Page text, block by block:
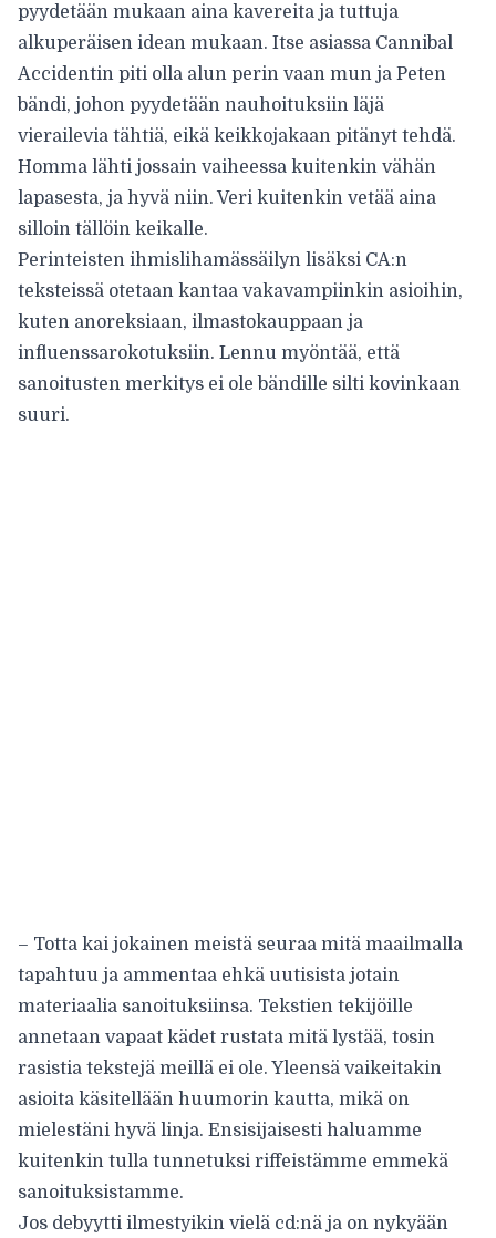
pyydetään mukaan aina kavereita ja tuttuja
alkuperäisen idean mukaan. Itse asiassa Cannibal
Accidentin piti olla alun perin vaan mun ja Peten
bändi, johon pyydetään nauhoituksiin läjä
vierailevia tähtiä, eikä keikkojakaan pitänyt tehdä.
Homma lähti jossain vaiheessa kuitenkin vähän
lapasesta, ja hyvä niin. Veri kuitenkin vetää aina
silloin tällöin keikalle.
Perinteisten ihmislihamässäilyn lisäksi CA:n
teksteissä otetaan kantaa vakavampiinkin asioihin,
kuten anoreksiaan, ilmastokauppaan ja
influenssarokotuksiin. Lennu myöntää, että
sanoitusten merkitys ei ole bändille silti kovinkaan
suuri.
– Totta kai jokainen meistä seuraa mitä maailmalla
tapahtuu ja ammentaa ehkä uutisista jotain
materiaalia sanoituksiinsa. Tekstien tekijöille
annetaan vapaat kädet rustata mitä lystää, tosin
rasistia tekstejä meillä ei ole. Yleensä vaikeitakin
asioita käsitellään huumorin kautta, mikä on
mielestäni hyvä linja. Ensisijaisesti haluamme
kuitenkin tulla tunnetuksi riffeistämme emmekä
sanoituksistamme.
Jos debyytti ilmestyikin vielä cd:nä ja on nykyään